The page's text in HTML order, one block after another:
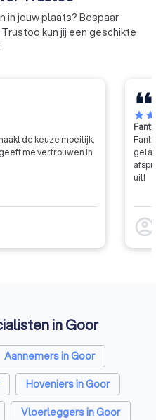
kennis, innoveren
en zorgen dat
in wonen, werken,
in jouw plaats? Bespaar
kun jij een geschikte
de keuze moeilijk,
me vertrouwen in
starstar
uit!
account_circle
in Goor
Aannemers in Goor
Hoveniers in Goor
Vloerleggers in Goor